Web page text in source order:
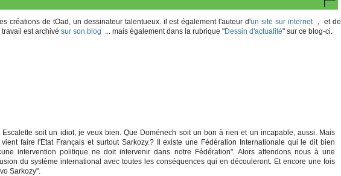
créations de tOad, un dessinateur talentueux. il est également l'auteur d'un site sur internet
, et de
est archivé sur son blog ... mais également dans la rubrique "Dessin d'actualité" sur ce blog-ci.
Escalette soit un idiot, je veux bien. Que Doménech soit un bon à rien et un incapable, aussi. Mais
faire l'Etat Français et surtout Sarkozy.? Il existe une Fédération Internationale qui le dit bien
intervention politique ne doit intervenir dans notre Fédération". Alors attendons nous à une
du système international avec toutes les conséquences qui en découleront. Et encore une fois
Sarkozy".